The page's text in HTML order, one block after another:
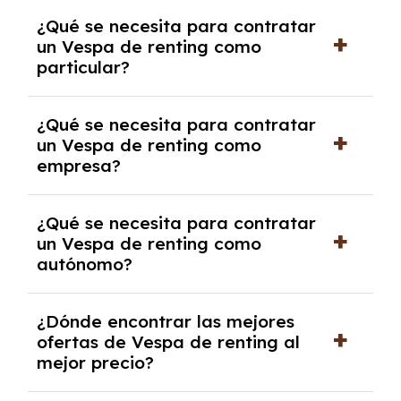
pero puede haber penalizaciones por
cancelación anticipada. Es importante revisar
las condiciones del contrato y hablar con un
experto que te asesore.
¿Qué se necesita para contratar
un Vespa de renting como
particular?
y, en algunos casos, una consulta de solvencia
crediticia y un pago inicial.
¿Qué se necesita para contratar
un Vespa de renting como
empresa?
documentación financiera y, en algunos
casos, un informe de solvencia de la empresa
y un pago inicial.
¿Qué se necesita para contratar
un Vespa de renting como
autónomo?
autónomos, justificante de ingresos y, en
algunos casos, un informe fiscal y un pago
inicial.
¿Dónde encontrar las mejores
ofertas de Vespa de renting al
mejor precio?